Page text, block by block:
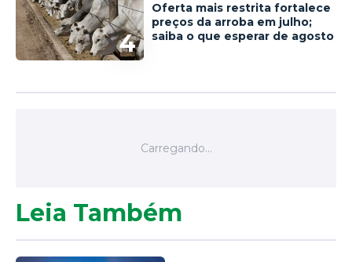
4
Oferta mais restrita fortalece
preços da arroba em julho;
saiba o que esperar de agosto
Leia Também